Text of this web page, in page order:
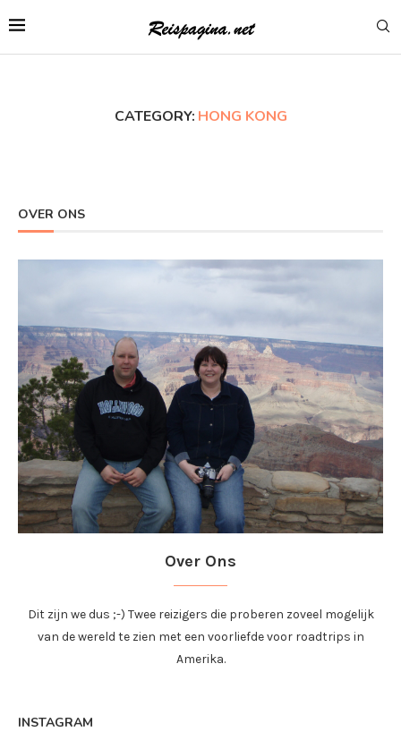
CATEGORY: HONG KONG
OVER ONS
Over Ons
Dit zijn we dus ;-) Twee reizigers die proberen zoveel mogelijk
van de wereld te zien met een voorliefde voor roadtrips in
Amerika.
INSTAGRAM